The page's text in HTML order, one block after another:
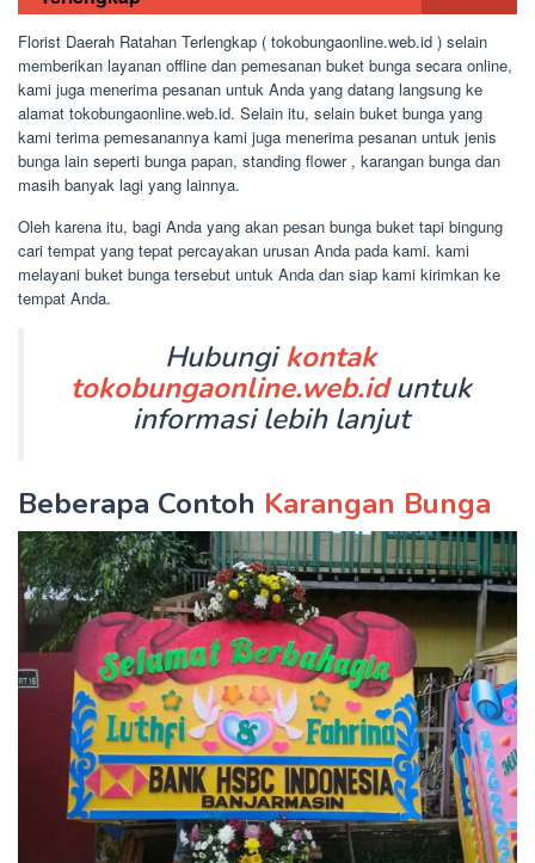
Florist Daerah Ratahan Terlengkap ( tokobungaonline.web.id ) selain
memberikan layanan offline dan pemesanan buket bunga secara online,
kami juga menerima pesanan untuk Anda yang datang langsung ke
alamat tokobungaonline.web.id. Selain itu, selain buket bunga yang
kami terima pemesanannya kami juga menerima pesanan untuk jenis
bunga lain seperti bunga papan, standing flower , karangan bunga dan
masih banyak lagi yang lainnya.
Oleh karena itu, bagi Anda yang akan pesan bunga buket tapi bingung
cari tempat yang tepat percayakan urusan Anda pada kami. kami
melayani buket bunga tersebut untuk Anda dan siap kami kirimkan ke
tempat Anda.
Hubungi kontak
tokobungaonline.web.iduntuk
informasi lebih lanjut
Beberapa Contoh Karangan Bunga